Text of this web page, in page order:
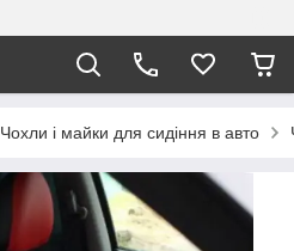
Чохли і майки для сидіння в авто